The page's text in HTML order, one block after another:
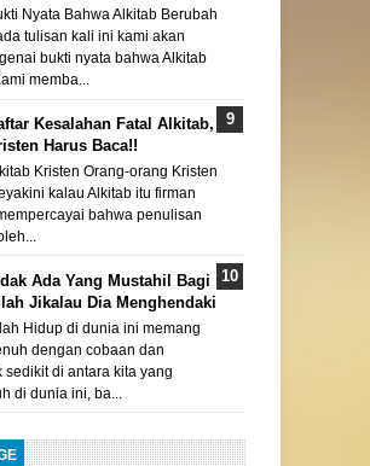
Nyata Bahwa Alkitab Berubah
tulisan kali ini kami akan
bukti nyata bahwa Alkitab
memba...
Kesalahan Fatal Alkitab,
Harus Baca!!
Kristen Orang-orang Kristen
kalau Alkitab itu firman
bahwa penulisan
Ada Yang Mustahil Bagi
Jikalau Dia Menghendaki
Hidup di dunia ini memang
dengan cobaan dan
sedikit di antara kita yang
di dunia ini, ba...